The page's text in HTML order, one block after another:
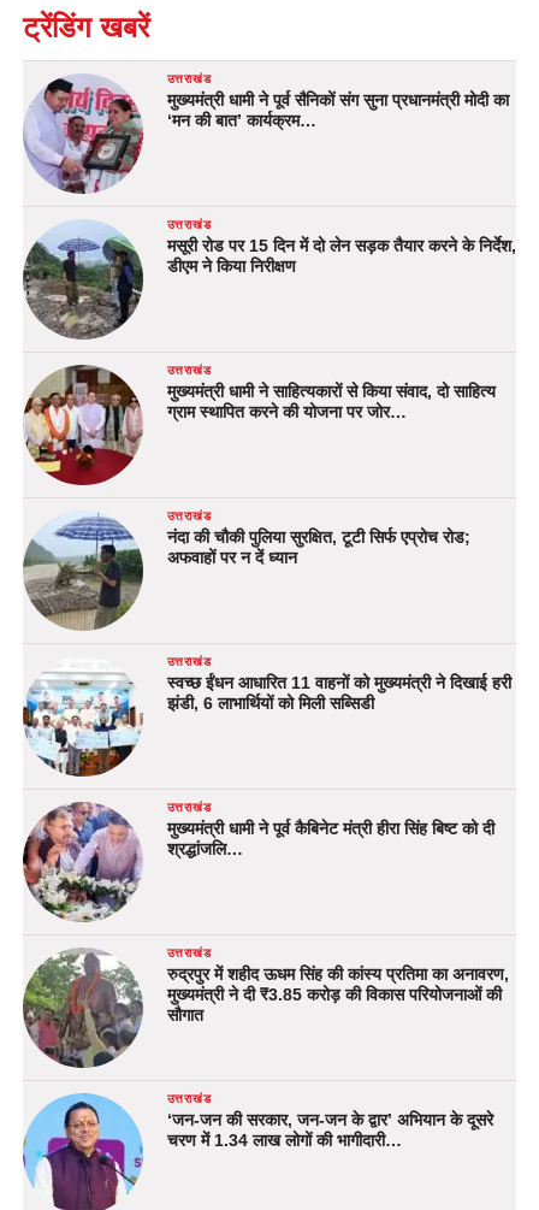
ट्रेंडिंग खबरें
उत्तराखंड
मुख्यमंत्री धामी ने पूर्व सैनिकों संग सुना प्रधानमंत्री मोदी का
‘मन की बात’ कार्यक्रम…
उत्तराखंड
मसूरी रोड पर 15 दिन में दो लेन सड़क तैयार करने के निर्देश,
डीएम ने किया निरीक्षण
उत्तराखंड
मुख्यमंत्री धामी ने साहित्यकारों से किया संवाद, दो साहित्य
ग्राम स्थापित करने की योजना पर जोर…
उत्तराखंड
नंदा की चौकी पुलिया सुरक्षित, टूटी सिर्फ एप्रोच रोड;
अफवाहों पर न दें ध्यान
उत्तराखंड
स्वच्छ ईंधन आधारित 11 वाहनों को मुख्यमंत्री ने दिखाई हरी
झंडी, 6 लाभार्थियों को मिली सब्सिडी
उत्तराखंड
मुख्यमंत्री धामी ने पूर्व कैबिनेट मंत्री हीरा सिंह बिष्ट को दी
श्रद्धांजलि…
उत्तराखंड
रुद्रपुर में शहीद ऊधम सिंह की कांस्य प्रतिमा का अनावरण,
मुख्यमंत्री ने दी ₹3.85 करोड़ की विकास परियोजनाओं की
सौगात
उत्तराखंड
‘जन-जन की सरकार, जन-जन के द्वार’ अभियान के दूसरे
चरण में 1.34 लाख लोगों की भागीदारी…